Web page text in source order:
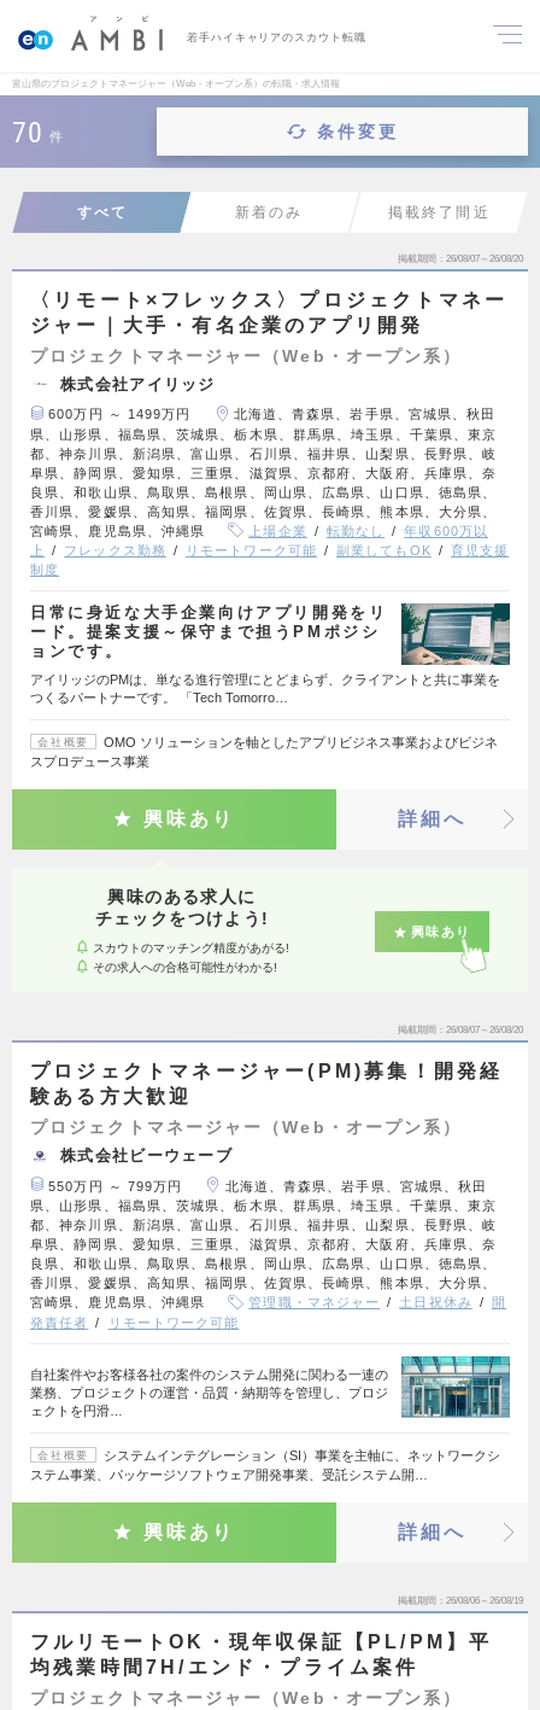
若手ハイキャリアのスカウト転職
富山県のプロジェクトマネージャー（Web・オープン系）の転職・求人情報
70 件 条件変更
すべて 新着のみ 掲載終了間近
掲載期間 26/08/07～26/08/20
〈リモート×フレックス〉プロジェクトマネー
ジャー｜大手・有名企業のアプリ開発
プロジェクトマネージャー（Web・オープン系）
株式会社アイリッジ
600万円 ～ 1499万円
北海道、青森県、岩手県、宮城県、秋田
県、山形県、福島県、茨城県、栃木県、群馬県、埼玉県、千葉県、東京
都、神奈川県、新潟県、富山県、石川県、福井県、山梨県、長野県、岐
阜県、静岡県、愛知県、三重県、滋賀県、京都府、大阪府、兵庫県、奈
良県、和歌山県、鳥取県、島根県、岡山県、広島県、山口県、徳島県、
香川県、愛媛県、高知県、福岡県、佐賀県、長崎県、熊本県、大分県、
宮崎県、鹿児島県、沖縄県
上場企業 転勤なし
年収600万以
上
フレックス勤務 リモートワーク可能 副業してもOK
育児支援
制度
日常に身近な大手企業向けアプリ開発をリ
ード。提案支援～保守まで担うPMポジシ
ョンです。
アイリッジのPMは、単なる進行管理にとどまらず、クライアントと共に事業を
つくるパートナーです。 「Tech Tomorro…
会社概要
OMO ソリューションを軸としたアプリビジネス事業およびビジネ
スプロデュース事業
興味あり 詳細へ
興味のある求人に
チェックをつけよう!
スカウトのマッチング精度があがる!
その求人への合格可能性がわかる!
興味あり
掲載期間 26/08/07～26/08/20
プロジェクトマネージャー(PM)募集！開発経
験ある方大歓迎
プロジェクトマネージャー（Web・オープン系）
株式会社ビーウェーブ
550万円 ～ 799万円
北海道、青森県、岩手県、宮城県、秋田
県、山形県、福島県、茨城県、栃木県、群馬県、埼玉県、千葉県、東京
都、神奈川県、新潟県、富山県、石川県、福井県、山梨県、長野県、岐
阜県、静岡県、愛知県、三重県、滋賀県、京都府、大阪府、兵庫県、奈
良県、和歌山県、鳥取県、島根県、岡山県、広島県、山口県、徳島県、
香川県、愛媛県、高知県、福岡県、佐賀県、長崎県、熊本県、大分県、
宮崎県、鹿児島県、沖縄県
管理職・マネジャー 土日祝休み
開
発責任者
リモートワーク可能
自社案件やお客様各社の案件のシステム開発に関わる一連の
業務、プロジェクトの運営・品質・納期等を管理し、プロジ
ェクトを円滑…
会社概要
システムインテグレーション（SI）事業を主軸に、ネットワークシ
ステム事業、パッケージソフトウェア開発事業、受託システム開…
興味あり 詳細へ
掲載期間 26/08/06～26/08/19
フルリモートOK・現年収保証【PL/PM】平
均残業時間7H/エンド・プライム案件
プロジェクトマネージャー（Web・オープン系）